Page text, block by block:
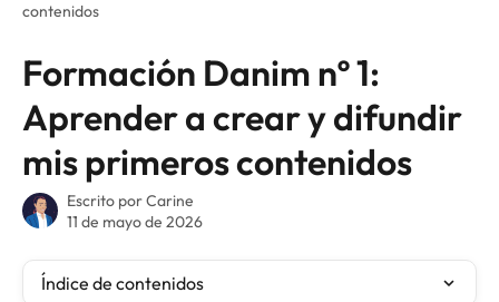
contenidos
Formación Danim nº 1:
Aprender a crear y difundir
mis primeros contenidos
Escrito porCarine
11 de mayo de 2026
Índice de contenidos